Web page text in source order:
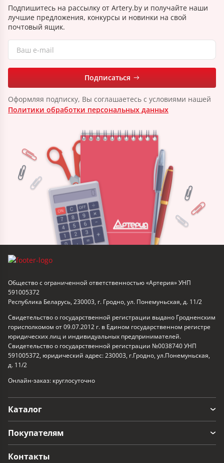
Подпишитесь на рассылку от Artery.by и получайте наши
лучшие предложения, конкурсы и новинки на свой
почтовый ящик.
Подписаться
Оформляя подписку, Вы соглашаетесь с условиями нашей
Политики обработки персональных данных
Общество с ограниченной ответственностью «Артерия» УНП
591005372
Республика Беларусь, 230003, г. Гродно, ул. Понемуньская, д. 11/2
Свидетельство о государственной регистрации выдано Гродненским
горисполкомом от 09.07.2012 г. в Едином государственном регистре
юридических лиц и индивидуальных предпринимателей.
Свидетельство о государственной регистрации №0038740 УНП
591005372, юридический адрес: 230003, г.Гродно, ул.Понемуньская,
д. 11/2
Онлайн-заказ: круглосуточно
Каталог
Покупателям
Контакты